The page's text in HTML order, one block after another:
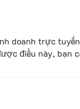
doanh trực
điều này, bạn